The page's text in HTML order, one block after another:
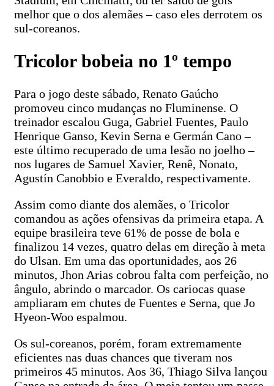
melhor que o dos alemães – caso eles derrotem os
sul-coreanos.
Tricolor bobeia no 1º tempo
Para o jogo deste sábado, Renato Gaúcho
promoveu cinco mudanças no Fluminense. O
treinador escalou Guga, Gabriel Fuentes, Paulo
Henrique Ganso, Kevin Serna e Germán Cano –
este último recuperado de uma lesão no joelho –
nos lugares de Samuel Xavier, Renê, Nonato,
Agustín Canobbio e Everaldo, respectivamente.
Assim como diante dos alemães, o Tricolor
comandou as ações ofensivas da primeira etapa. A
equipe brasileira teve 61% de posse de bola e
finalizou 14 vezes, quatro delas em direção à meta
do Ulsan. Em uma das oportunidades, aos 26
minutos, Jhon Arias cobrou falta com perfeição, no
ângulo, abrindo o marcador. Os cariocas quase
ampliaram em chutes de Fuentes e Serna, que Jo
Hyeon-Woo espalmou.
Os sul-coreanos, porém, foram extremamente
eficientes nas duas chances que tiveram nos
primeiros 45 minutos. Aos 36, Thiago Silva lançou